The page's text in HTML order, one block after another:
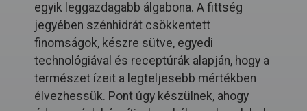
egyik leggazdagabb álgabona. A fittség
jegyében szénhidrát csökkentett
finomságok, készre sütve, egyedi
technológiával és receptúrák alapján, hogy a
természet ízeit a legteljesebb mértékben
élvezhessük. Pont úgy készülnek, ahogy